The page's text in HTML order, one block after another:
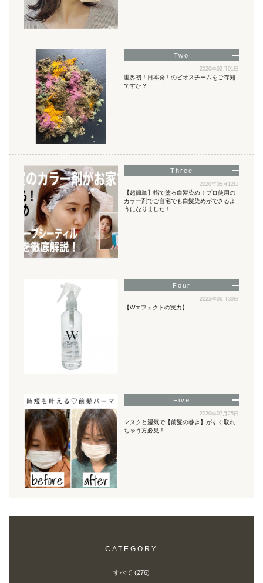
2020年02月01日
世界初！日本発！のビオスチームをご存知
ですか？
2020年05月12日
【超簡単】指で塗る白髪染め！プロ使用の
カラー剤でご自宅でも白髪染めができるよ
うになりました！
2022年06月30日
【Wエフェクトの実力】
2020年07月25日
マスクと湿気で【前髪の巻き】がすぐ取れ
ちゃう方必見！
CATEGORY
すべて (276)